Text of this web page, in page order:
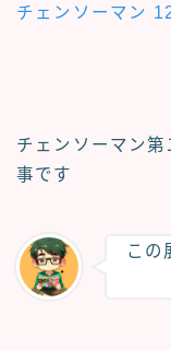
チェンソーマン
チェンソーマン
事です
この